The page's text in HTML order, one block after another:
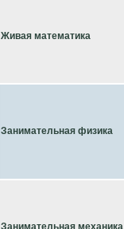
Живая математика
Занимательная физика
Занимательная механика